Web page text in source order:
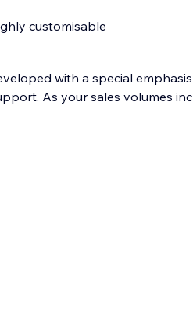
customisable
with a special
As your sales volumes